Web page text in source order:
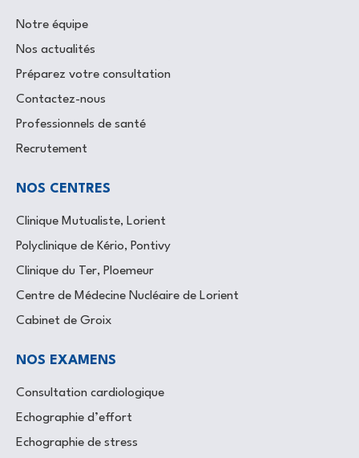
Notre équipe
Nos actualités
Préparez votre consultation
Contactez-nous
Professionnels de santé
Recrutement
NOS CENTRES
Clinique Mutualiste, Lorient
Polyclinique de Kério, Pontivy
Clinique du Ter, Ploemeur
Centre de Médecine Nucléaire de Lorient
Cabinet de Groix
NOS EXAMENS
Consultation cardiologique
Echographie d’effort
Echographie de stress